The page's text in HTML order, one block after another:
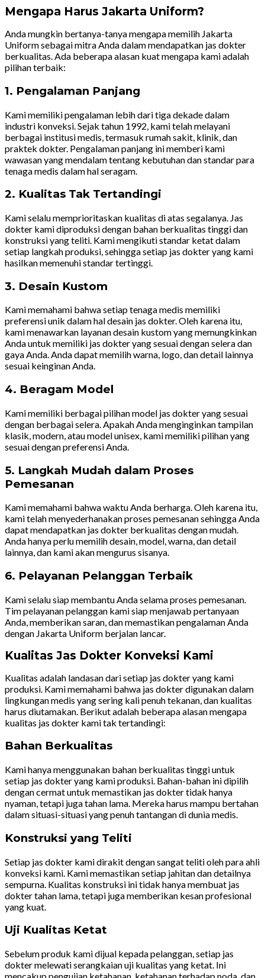
Mengapa Harus Jakarta Uniform?
Anda mungkin bertanya-tanya mengapa memilih Jakarta
Uniform sebagai mitra Anda dalam mendapatkan jas dokter
berkualitas. Ada beberapa alasan kuat mengapa kami adalah
pilihan terbaik:
1. Pengalaman Panjang
Kami memiliki pengalaman lebih dari tiga dekade dalam
industri konveksi. Sejak tahun 1992, kami telah melayani
berbagai institusi medis, termasuk rumah sakit, klinik, dan
praktek dokter. Pengalaman panjang ini memberi kami
wawasan yang mendalam tentang kebutuhan dan standar para
tenaga medis dalam hal seragam.
2. Kualitas Tak Tertandingi
Kami selalu memprioritaskan kualitas di atas segalanya. Jas
dokter kami diproduksi dengan bahan berkualitas tinggi dan
konstruksi yang teliti. Kami mengikuti standar ketat dalam
setiap langkah produksi, sehingga setiap jas dokter yang kami
hasilkan memenuhi standar tertinggi.
3. Desain Kustom
Kami memahami bahwa setiap tenaga medis memiliki
preferensi unik dalam hal desain jas dokter. Oleh karena itu,
kami menawarkan layanan desain kustom yang memungkinkan
Anda untuk memiliki jas dokter yang sesuai dengan selera dan
gaya Anda. Anda dapat memilih warna, logo, dan detail lainnya
sesuai keinginan Anda.
4. Beragam Model
Kami memiliki berbagai pilihan model jas dokter yang sesuai
dengan berbagai selera. Apakah Anda menginginkan tampilan
klasik, modern, atau model unisex, kami memiliki pilihan yang
sesuai dengan preferensi Anda.
5. Langkah Mudah dalam Proses
Pemesanan
Kami memahami bahwa waktu Anda berharga. Oleh karena itu,
kami telah menyederhanakan proses pemesanan sehingga Anda
dapat mendapatkan jas dokter berkualitas dengan mudah.
Anda hanya perlu memilih desain, model, warna, dan detail
lainnya, dan kami akan mengurus sisanya.
6. Pelayanan Pelanggan Terbaik
Kami selalu siap membantu Anda selama proses pemesanan.
Tim pelayanan pelanggan kami siap menjawab pertanyaan
Anda, memberikan saran, dan memastikan pengalaman Anda
dengan Jakarta Uniform berjalan lancar.
Kualitas Jas Dokter Konveksi Kami
Kualitas adalah landasan dari setiap jas dokter yang kami
produksi. Kami memahami bahwa jas dokter digunakan dalam
lingkungan medis yang sering kali penuh tekanan, dan kualitas
harus diutamakan. Berikut adalah beberapa alasan mengapa
kualitas jas dokter kami tak tertandingi:
Bahan Berkualitas
Kami hanya menggunakan bahan berkualitas tinggi untuk
setiap jas dokter yang kami produksi. Bahan-bahan ini dipilih
dengan cermat untuk memastikan jas dokter tidak hanya
nyaman, tetapi juga tahan lama. Mereka harus mampu bertahan
dalam situasi-situasi yang penuh tantangan di dunia medis.
Konstruksi yang Teliti
Setiap jas dokter kami dirakit dengan sangat teliti oleh para ahli
konveksi kami. Kami memastikan setiap jahitan dan detailnya
sempurna. Kualitas konstruksi ini tidak hanya membuat jas
dokter tahan lama, tetapi juga memberikan kesan profesional
yang kuat.
Uji Kualitas Ketat
Sebelum produk kami dijual kepada pelanggan, setiap jas
dokter melewati serangkaian uji kualitas yang ketat. Ini